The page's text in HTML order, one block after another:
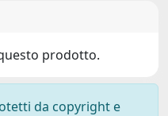
prodotto.
da copyright e